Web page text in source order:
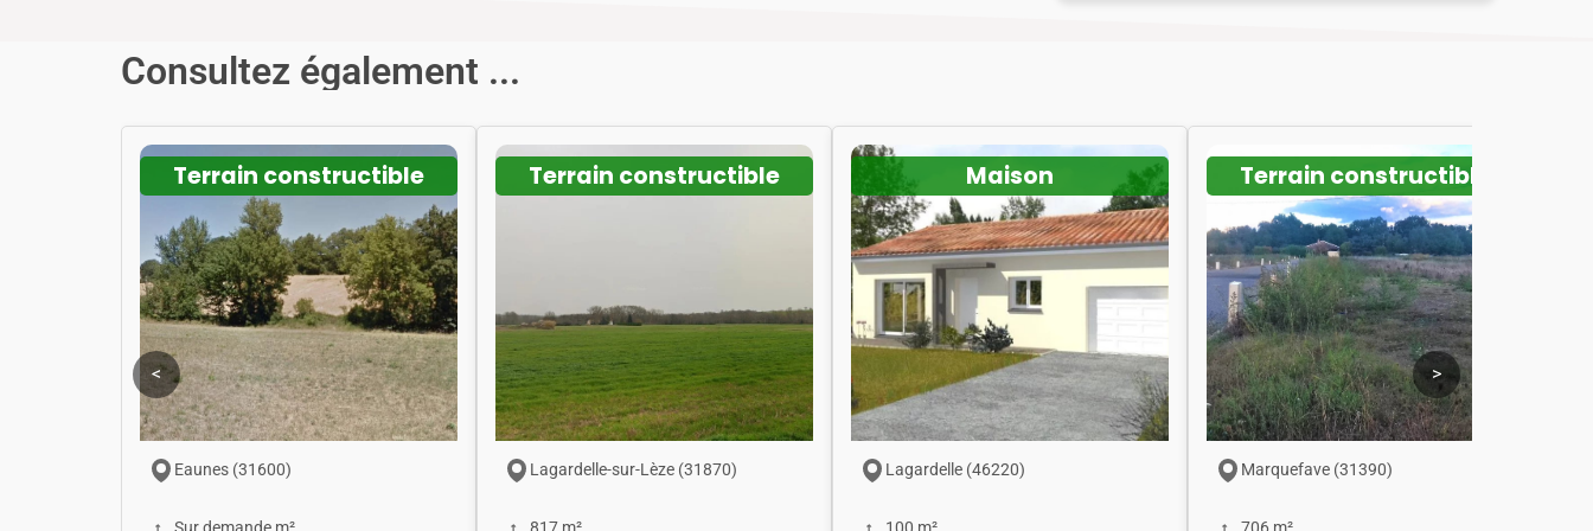
Consultez également ...
<
Terrain constructible
Eaunes (31600)
Terrain constructible
Lagardelle-sur-Lèze (31870)
Maison
Lagardelle (46220)
Terrain constructible
Marquefave (31390)
>